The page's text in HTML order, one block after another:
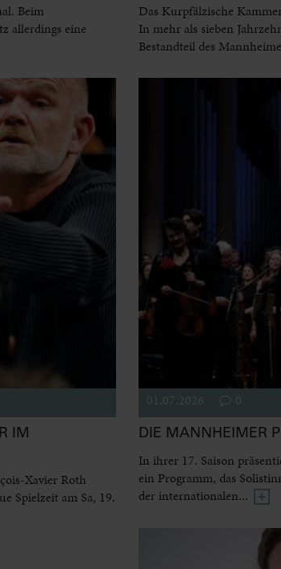
Beim
allerdings eine
Das Kurpfälzische
In mehr als sieben
Bestandteil des
IM
Xavier Roth
Spielzeit am Sa, 19.
01.07.2026 0
DIE MANNHEIMER
In ihrer 17. Saison
ein Programm, das
der internationalen...